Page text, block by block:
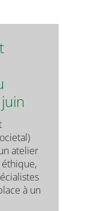
atelier
à un